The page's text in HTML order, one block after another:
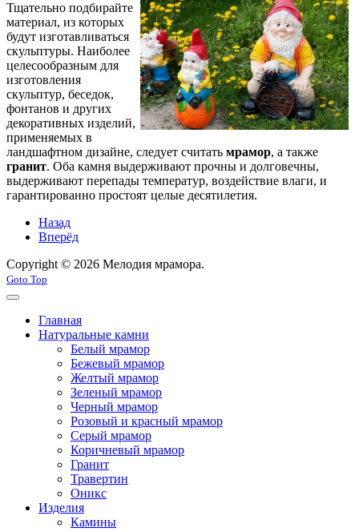
Тщательно подбирайте
материал, из которых
будут изготавливаться
скульптуры. Наиболее
целесообразным для
изготовления
скульптур, беседок,
фонтанов и других
декоративных изделий,
применяемых в
ландшафтном дизайне, следует считать мрамор, а также
гранит. Оба камня выдерживают прочны и долговечны,
выдерживают перепады температур, воздействие влаги, и
гарантированно простоят целые десятилетия.
Назад
Вперёд
Copyright © 2026 Мелодия мрамора.
Goto Top
Главная
Натуральные камни
Белый мрамор
Бежевый мрамор
Желтый мрамор
Зеленый мрамор
Черный мрамор
Розовый и красный мрамор
Серый мрамор
Коричневый мрамор
Гранит
Травертин
Оникс
Изделия
Камины